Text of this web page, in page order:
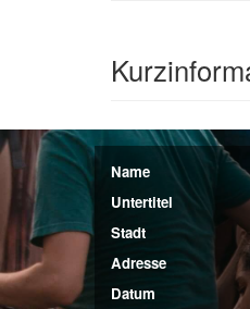
Name
Untertitel
Stadt
Adresse
Datum